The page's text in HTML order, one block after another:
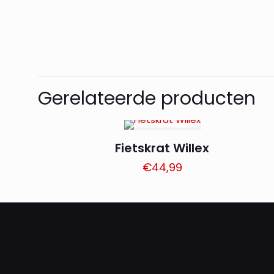
Gerelateerde producten
Fietskrat Willex
€44,99